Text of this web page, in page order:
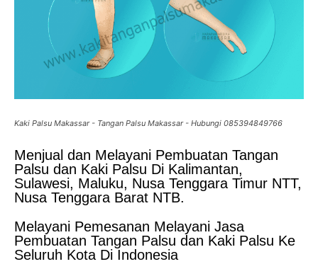
Kaki Palsu Makassar - Tangan Palsu Makassar - Hubungi 085394849766
Menjual dan Melayani Pembuatan Tangan
Palsu dan Kaki Palsu Di Kalimantan,
Sulawesi, Maluku, Nusa Tenggara Timur NTT,
Nusa Tenggara Barat NTB.
Melayani Pemesanan Melayani Jasa
Pembuatan Tangan Palsu dan Kaki Palsu Ke
Seluruh Kota Di Indonesia